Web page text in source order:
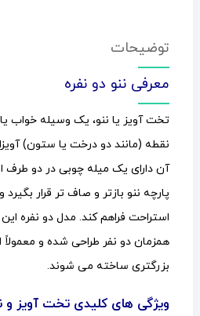
توضیحات
معرفی ننو دو نفره
تخت آویز یا ننو، یک وسیله خواب
نقطه (مانند دو درخت یا ستون)
آن دارای یک میله چوبی در دو
پارچه ننو بازتر و صاف تر قرار
استراحت فراهم کند. مدل دو نفره این
همزمان دو نفر طراحی شده و معمولاً
بزرگتری ساخته می شوند.
ویژگی های کلیدی تخت آویز و